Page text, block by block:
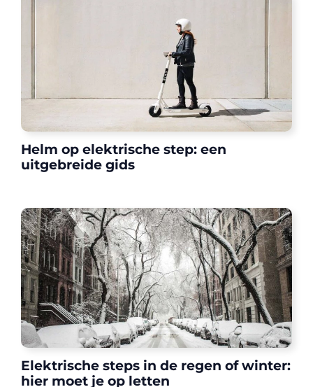
Helm op elektrische step: een
uitgebreide gids
Elektrische steps in de regen of winter:
hier moet je op letten